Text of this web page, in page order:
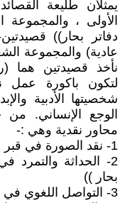
يمثلان طليعة
الأولى ،
دفاتر بحار))
عادية) والمجموعة
نأخذ قصيدتين هما
لتكون باكورة
شخصيتها الأدبية
الوجع الإنساني.
محاور نقدية وهي :-
1- نقد الصورة في قبر جارية
2- الحداثة والتمرد
بحار ))
3- التواصل اللغوي في قصائد دادا عبيد ..محطات نقدية.